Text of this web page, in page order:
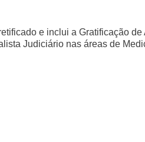
e inclui a Gratificação
Judiciário nas áreas de